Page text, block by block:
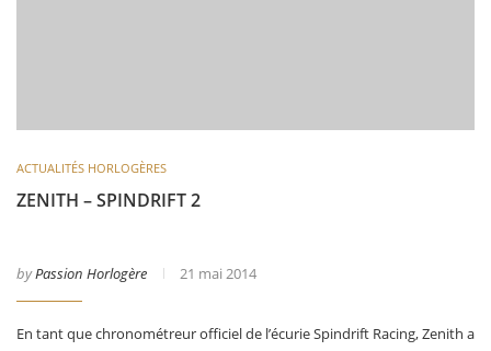
ACTUALITÉS HORLOGÈRES
ZENITH – SPINDRIFT 2
byPassion Horlogère 21 mai 2014
En tant que chronométreur officiel de l’écurie Spindrift Racing, Zenith a